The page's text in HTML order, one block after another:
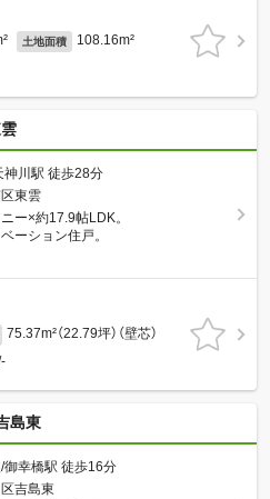
土地面積 108.16m²
神川駅 徒歩28分
東雲
ー×約17.9帖LDK。
ーション住戸。
75.37m²（22.79坪）（壁芯）
島東
御幸橋駅 徒歩16分
吉島東